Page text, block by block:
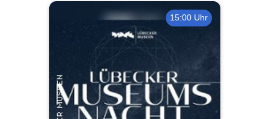
15:00 Uhr